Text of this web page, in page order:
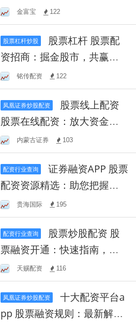
助您投资无忧！
金富宝 122
股票杠杆炒股
资招商：掘金股市，共赢未
来！铭传配资 122
凤凰证券炒股配资
股票在线配资：放大资金，
把握投资机会！
内蒙古证券 103
配资行业查询
证券融资APP 股票
配资资源精选：助您把握投
资机遇贵海国际 195
配资行业查询
票融资开通：快速指南，助
您把握投资机遇！
天赐配资 116
凤凰证券炒股配资
十大配资平台a
pp 股票融资规则：最新解读